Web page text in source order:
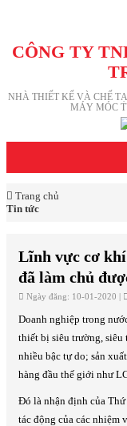
CÔNG TY
NHÀ THIẾT KẾ VÀ CHẾ
MÁY MÓC
Trang chủ
Tin tức
Lĩnh vực cơ
đã làm chủ
Ngày đăng: 10-01-2020 |
Doanh nghiệp trong
thiết bị siêu trường, siêu
nhiều bậc tự do; sản
hàng đầu thế giới như
Đó là nhận định của
tác động của các nhiệm